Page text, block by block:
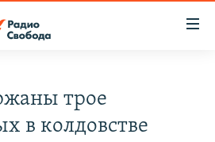
трое
в колдовстве